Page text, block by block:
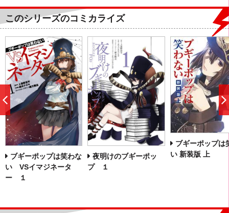
このシリーズのコミカライズ
ブギーポップは笑わな
い VSイマジネータ
ー １
夜明けのブギーポッ
プ １
ブギーポップは
い 新装版 上
前
へ